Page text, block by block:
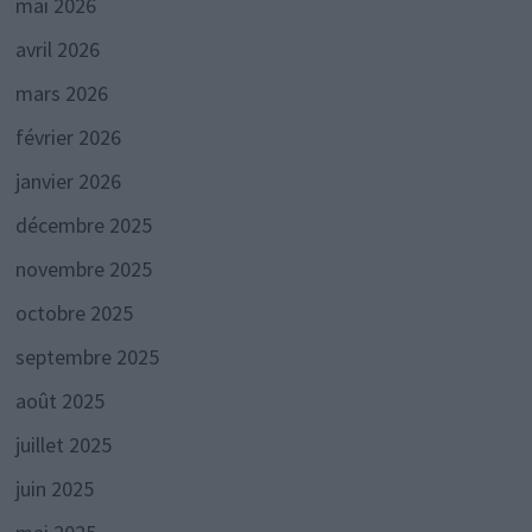
avril 2026
mars 2026
février 2026
janvier 2026
décembre 2025
novembre 2025
octobre 2025
septembre 2025
août 2025
juillet 2025
juin 2025